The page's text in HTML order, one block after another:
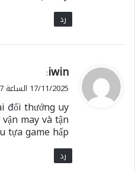
رد
ي
ق
ل
iwin
:
17/11/2025 الساعة 04:17
đổi thưởng uy
may và tận
tựa game hấp
رد